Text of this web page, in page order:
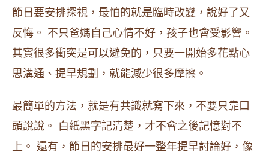
節日要安排探視，最怕的就是臨時改變，說好了又
反悔。 不只爸媽自己心情不好，孩子也會受影響。
其實很多衝突是可以避免的，只要一開始多花點心
思溝通、提早規劃，就能減少很多摩擦。
最簡單的方法，就是有共識就寫下來，不要只靠口
頭說說。 白紙黑字記清楚，才不會之後記憶對不
上。 還有，節日的安排最好一整年提早討論好，像